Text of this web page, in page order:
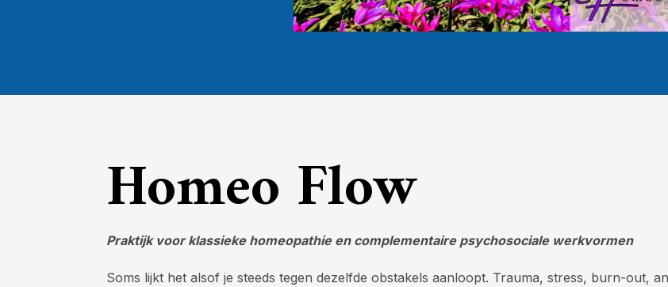
Homeo Flow
Praktijk voor klassieke homeopathie en complementaire psychosociale werkvormen
Soms lijkt het alsof je steeds tegen dezelfde obstakels aanloopt. Trauma, stress, burn-out,